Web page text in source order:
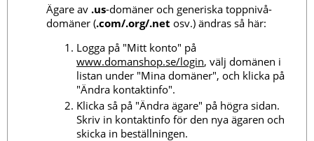
Ägare av .us-domäner och generiska toppnivå-
domäner (.com/.org/.net osv.) ändras så här:
Logga på "Mitt konto" på
www.domanshop.se/login, välj domänen i
listan under "Mina domäner", och klicka på
"Ändra kontaktinfo".
Klicka så på "Ändra ägare" på högra sidan.
Skriv in kontaktinfo för den nya ägaren och
skicka in beställningen.